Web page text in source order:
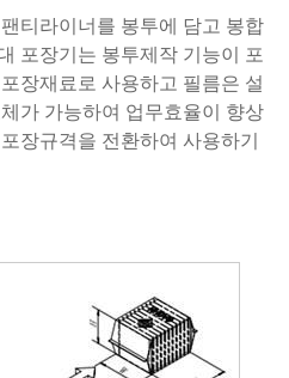
티라이너를 봉투에 담고 봉합
포장기는 봉투제작 기능이 포
장재료로 사용하고 필름은 설
가 가능하여 업무효율이 향상
장규격을 전환하여 사용하기